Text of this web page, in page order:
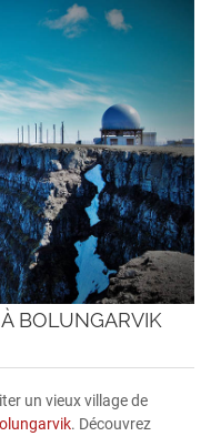
BOLUNGARVIK
un vieux village de
. Découvrez